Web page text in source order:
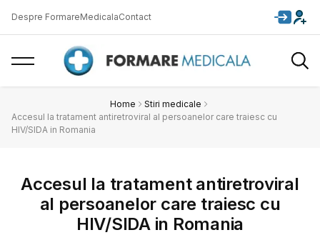
Despre FormareMedicalaContact
Home
Stiri medicale
Accesul la tratament antiretroviral al persoanelor care traiesc cu
HIV/SIDA in Romania
Accesul la tratament antiretroviral
al persoanelor care traiesc cu
HIV/SIDA in Romania